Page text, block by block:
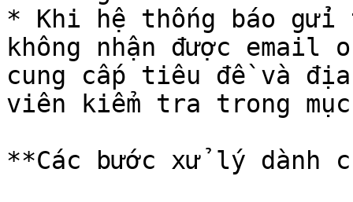
* Khi hệ thống báo gửi
không nhận được
cung cấp tiêu đề và
viên kiểm tra trong mục
**Các bước xử lý dành